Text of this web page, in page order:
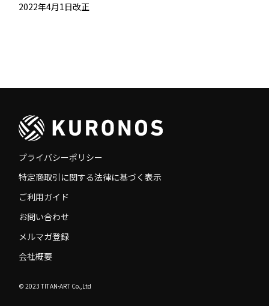
2022年4月1日改正
プライバシーポリシー
特定商取引に関する法律に基づく表示
ご利用ガイド
お問い合わせ
メルマガ登録
会社概要
© 2023 TITAN-ART Co.,Ltd